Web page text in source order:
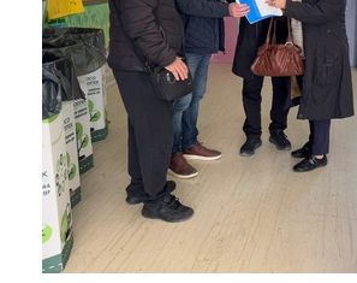
ΤΟΠΟΣ
ΠΟΛΙΤΙΣΜΟΣ
ΑΝΘΕΚΤΙΚΗ